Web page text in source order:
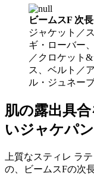
ビームスF 次
ジャケット／
ギ・ローバー
／クロケット
ス、ベルト／
ル・ジュネー
肌の露出具
いジャケパ
上質なスティレ ラ
の、ビームスFの次